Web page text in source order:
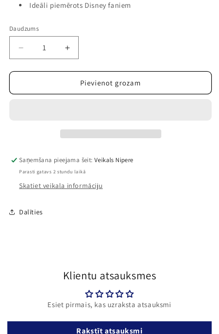
Ideāli piemērots Disney faniem
Daudzums
Samazināt
daudzumu
precei
un
Palielināt
daudzumu
precei
un
Pievienot grozam
Saņemšana pieejama šeit:Veikals Nipere
Parasti gatavs 2 stundu laikā
Skatiet veikala informāciju
Dalīties
Klientu atsauksmes
Esiet pirmais, kas uzraksta atsauksmi
Rakstīt atsauksmi